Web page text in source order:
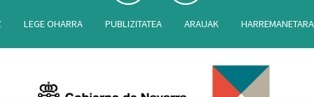
LEGE OHARRA PUBLIZITATEA ARAUAK